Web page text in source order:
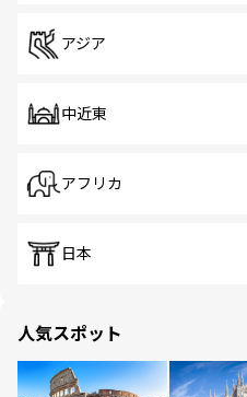
アジア
中近東
アフリカ
日本
人気スポット